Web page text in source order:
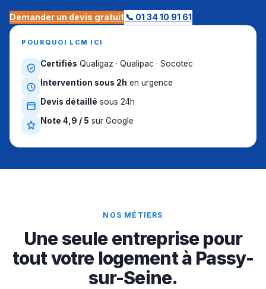
Demander un devis gratuit📞 01 34 10 91 61
POURQUOI LCM ICI
Certifiés Qualigaz · Qualipac · Socotec
Intervention sous 2h en urgence
Devis détaillé sous 24h
Note 4,9 / 5 sur Google
NOS MÉTIERS
Une seule entreprise pour
tout votre logement à Passy-
sur-Seine.